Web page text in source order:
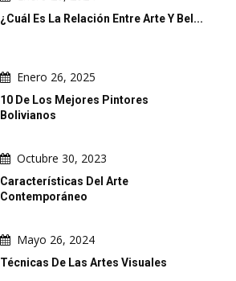
¿Cuál Es La Relación Entre Arte Y Bel...
Enero 26, 2025
10 De Los Mejores Pintores
Bolivianos
Octubre 30, 2023
Características Del Arte
Contemporáneo
Mayo 26, 2024
Técnicas De Las Artes Visuales